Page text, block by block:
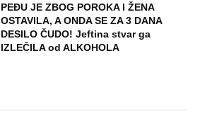
PEĐU JE ZBOG POROKA I ŽENA
OSTAVILA, A ONDA SE ZA 3 DANA
DESILO ČUDO! Jeftina stvar ga
IZLEČILA od ALKOHOLA